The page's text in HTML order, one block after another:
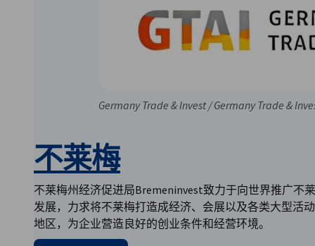
Germany Trade & Invest / Germany Trade &
不莱梅
不莱梅州经济促进局Bremeninvest致力于向世界推广不
发展，力求将不莱梅打造成经济、会展以及各类大型活
地区，为企业营造良好的创业条件和经营环境。